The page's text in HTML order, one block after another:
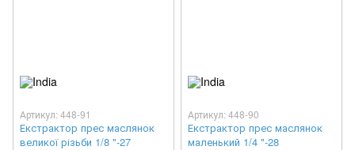
Артикул: 448-91
Екстрактор прес маслянок
великої різьби 1/8 "-27
Артикул: 448-90
Екстрактор прес маслянок
маленький 1/4 "-28